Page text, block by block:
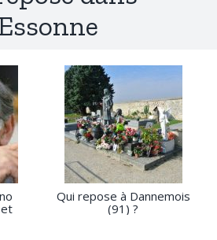
Qui repose à Dannemois
(91) ?